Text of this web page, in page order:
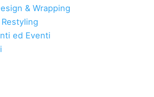
& Wrapping
ed Eventi